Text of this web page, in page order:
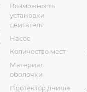
Возможность
установки
двигателя
Насос
Количество мест
Материал
оболочки
Протектор днища